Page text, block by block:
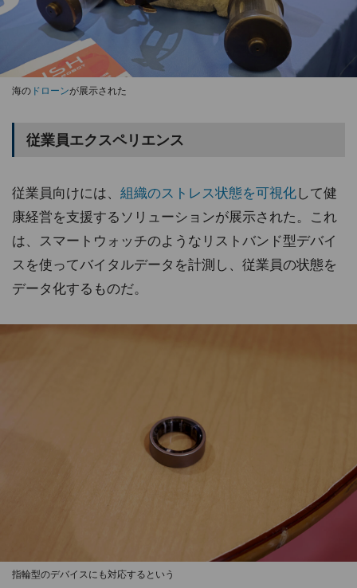
海の ドローンが展示された
従業員エクスペリエンス
従業員向けには、 組織のストレス状態を可視化して健
康経営を支援するソリューションが展示された。これ
は、スマートウォッチのようなリストバンド型デバイ
スを使ってバイタルデータを計測し、従業員の状態を
データ化するものだ。
指輪型のデバイスにも対応するという